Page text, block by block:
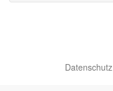
Datenschutz